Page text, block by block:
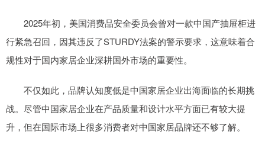
2025年初，美国消费品安全委员会曾对一款中国产抽屉柜进
行紧急召回，因其违反了STURDY法案的警示要求，这意味着合
规性对于国内家居企业深耕国外市场的重要性。
不仅如此，品牌认知度低是中国家居企业出海面临的长期挑
战。尽管中国家居企业在产品质量和设计水平方面已有较大提
升，但在国际市场上很多消费者对中国家居品牌还不够了解。